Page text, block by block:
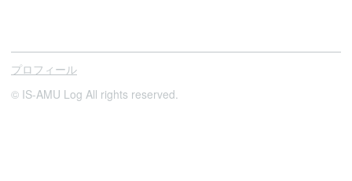
プロフィール
© IS-AMU Log All rights reserved.